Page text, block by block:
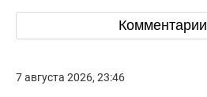
Комментарии
7 августа 2026, 23:46